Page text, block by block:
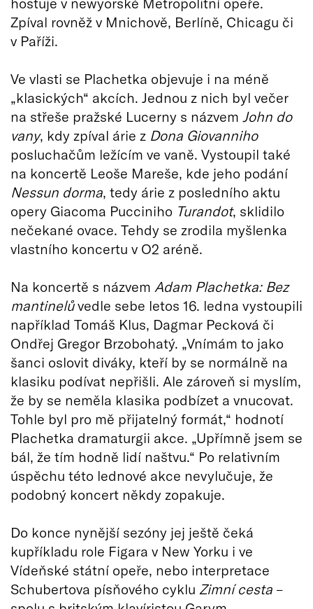
Zpíval rovněž v Mnichově, Berlíně, Chicagu či
v Paříži.
Ve vlasti se Plachetka objevuje i na méně
„klasických“ akcích. Jednou z nich byl večer
na střeše pražské Lucerny s názvem John do
vany, kdy zpíval árie z Dona Giovanniho
posluchačům ležícím ve vaně. Vystoupil také
na koncertě Leoše Mareše, kde jeho podání
Nessun dorma, tedy árie z posledního aktu
opery Giacoma Pucciniho Turandot, sklidilo
nečekané ovace. Tehdy se zrodila myšlenka
vlastního koncertu v O2 aréně.
Na koncertě s názvem Adam Plachetka: Bez
mantinelůvedle sebe letos 16. ledna vystoupili
například Tomáš Klus, Dagmar Pecková či
Ondřej Gregor Brzobohatý. „Vnímám to jako
šanci oslovit diváky, kteří by se normálně na
klasiku podívat nepřišli. Ale zároveň si myslím,
že by se neměla klasika podbízet a vnucovat.
Tohle byl pro mě přijatelný formát,“ hodnotí
Plachetka dramaturgii akce. „Upřímně jsem se
bál, že tím hodně lidí naštvu.“ Po relativním
úspěchu této lednové akce nevylučuje, že
podobný koncert někdy zopakuje.
Do konce nynější sezóny jej ještě čeká
kupříkladu role Figara v New Yorku i ve
Vídeňské státní opeře, nebo interpretace
Schubertova písňového cyklu Zimní cesta –